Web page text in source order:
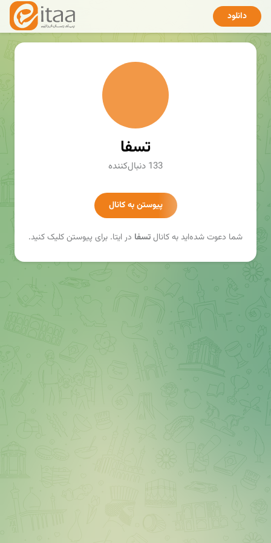
دانلود
تسفا
133 دنبال‌کننده
پیوستن به کانال
شما دعوت شده‌اید به کانالتسفا در ایتا. برای پیوستن کلیک کنید.